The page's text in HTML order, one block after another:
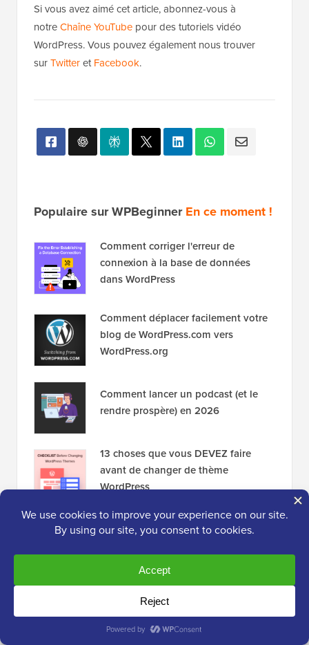
Si vous avez aimé cet article, abonnez-vous à
notreChaîne YouTube pour des tutoriels vidéo
WordPress. Vous pouvez également nous trouver
surTwitteretFacebook.
Populaire sur WPBeginnerEn ce moment !
Comment corriger l'erreur de
connexion à la base de données
dans WordPress
Comment déplacer facilement votre
blog de WordPress.com vers
WordPress.org
Comment lancer un podcast (et le
rendre prospère) en 2026
13 choses que vous DEVEZ faire
avant de changer de thème
WordPress
lecteurs. Cela signifie que si vous cliquez sur certains
comment WPBeginner est financé
c'est important et comment vous pouvez nous soutenir.
processus éditorial.